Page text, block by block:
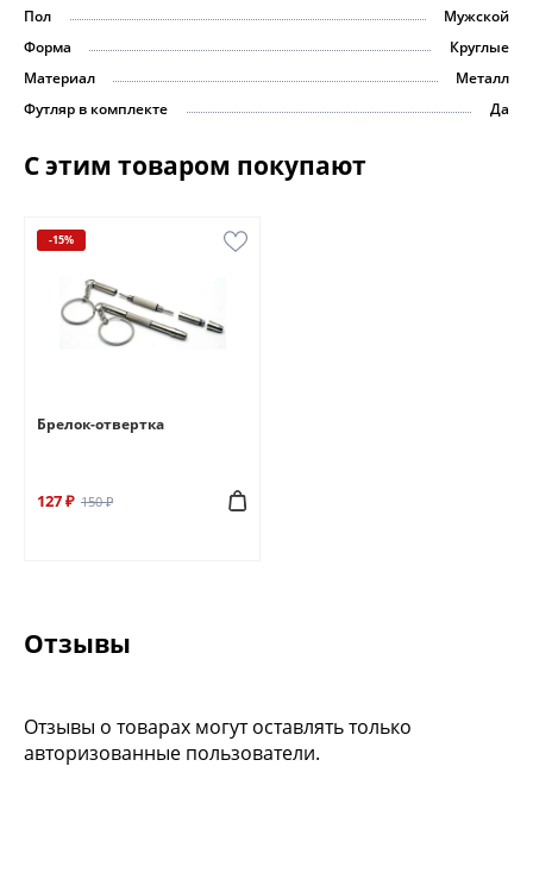
Пол
Мужской
Форма
Круглые
Материал
Металл
Футляр в комплекте
Да
С этим товаром покупают
-15%
Брелок-отвертка
127 ₽ 150 ₽
Отзывы
Отзывы о товарах могут оставлять только
авторизованные пользователи.